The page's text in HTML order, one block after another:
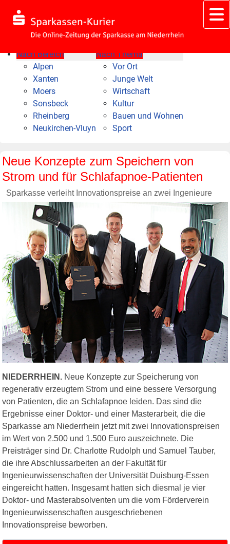
Nach Bereich
Alpen
Xanten
Moers
Sonsbeck
Rheinberg
Neukirchen-Vluyn
Nach Thema
Vor Ort
Junge Welt
Wirtschaft
Kultur
Bauen und Wohnen
Sport
Neue Konzepte zum Speichern von
Strom und für Schlafapnoe-Patienten
Sparkasse verleiht Innovationspreise an zwei Ingenieure
NIEDERRHEIN. Neue Konzepte zur Speicherung von
regenerativ erzeugtem Strom und eine bessere Versorgung
von Patienten, die an Schlafapnoe leiden. Das sind die
Ergebnisse einer Doktor- und einer Masterarbeit, die die
Sparkasse am Niederrhein jetzt mit zwei Innovationspreisen
im Wert von 2.500 und 1.500 Euro auszeichnete. Die
Preisträger sind Dr. Charlotte Rudolph und Samuel Tauber,
die ihre Abschlussarbeiten an der Fakultät für
Ingenieurwissenschaften der Universität Duisburg-Essen
eingereicht hatten. Insgesamt hatten sich diesmal je vier
Doktor- und Masterabsolventen um die vom Förderverein
Ingenieurwissenschaften ausgeschriebenen
Innovationspreise beworben.